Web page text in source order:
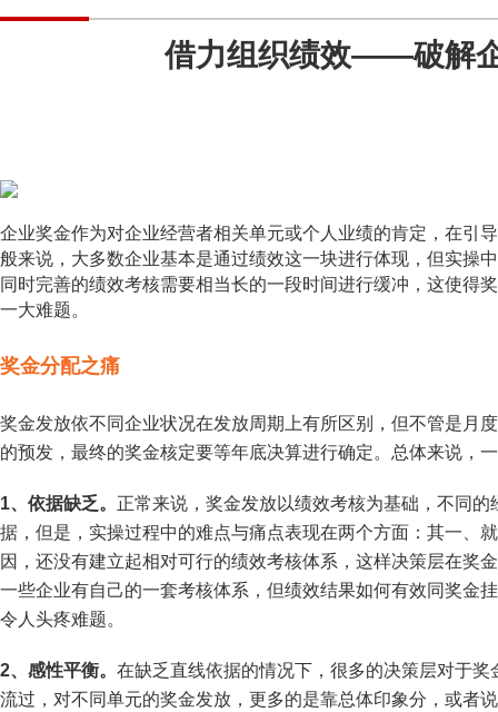
借力组织绩效——破解
企业奖金作为对企业经营者相关单元或个人业绩的肯定，在引
般来说，大多数企业基本是通过绩效这一块进行体现，但实操
同时完善的绩效考核需要相当长的一段时间进行缓冲，这使得
一大难题。
奖金分配之痛
奖金发放依不同企业状况在发放周期上有所区别，但不管是月
的预发，最终的奖金核定要等年底决算进行确定。总体来说，
1、依据缺乏。 正常来说，奖金发放以绩效考核为基础，不同
据，但是，实操过程中的难点与痛点表现在两个方面：其一、
因，还没有建立起相对可行的绩效考核体系，这样决策层在奖
一些企业有自己的一套考核体系，但绩效结果如何有效同奖金
令人头疼难题。
2、感性平衡。 在缺乏直线依据的情况下，很多的决策层对于
流过，对不同单元的奖金发放，更多的是靠总体印象分，或者